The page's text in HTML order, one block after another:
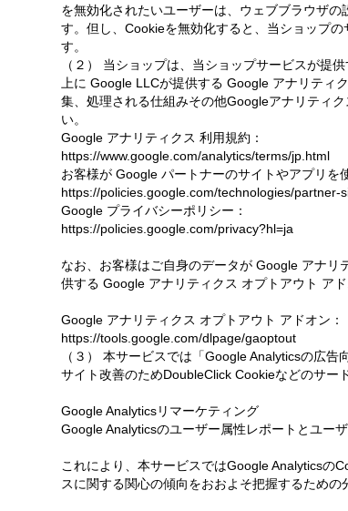
を無効化されたいユーザーは、ウェブブラウザ
す。但し、Cookieを無効化すると、当ショップ
す。
（２） 当ショップは、当ショップサービスが提
上に Google LLCが提供する Google アナリティ
集、処理される仕組みその他Googleアナリティ
い。
Google アナリティクス 利用規約：
https://www.google.com/analytics/terms/jp.html
お客様が Google パートナーのサイトやアプリを
https://policies.google.com/technologies/partner-
Google プライバシーポリシー：
https://policies.google.com/privacy?hl=ja
なお、お客様はご自身のデータが Google アナ
供する Google アナリティクス オプトアウト アド
Google アナリティクス オプトアウト アドオン：
https://tools.google.com/dlpage/gaoptout
（３） 本サービスでは「Google Analyticsの広
サイト改善のためDoubleClick Cookieなどのサー
Google Analyticsリマーケティング
Google Analyticsのユーザー属性レポートとユー
これにより、本サービスではGoogle Analyticsの
スに関する関心の傾向をおおよそ把握するための